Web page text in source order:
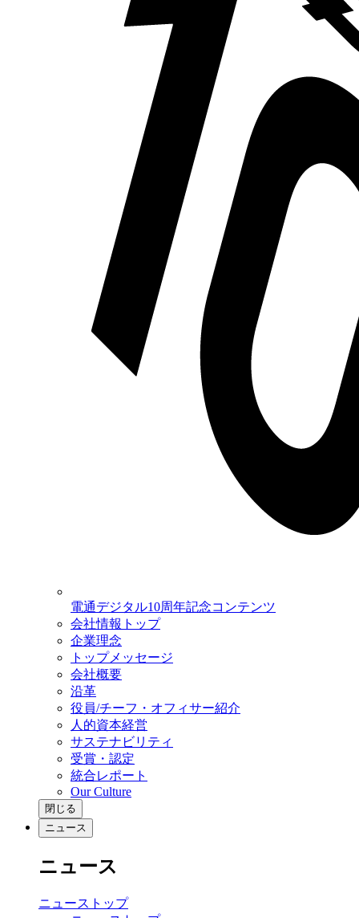
電通デジタル10周年記念コンテンツ
会社情報トップ
企業理念
トップメッセージ
会社概要
沿革
役員/チーフ・オフィサー紹介
人的資本経営
サステナビリティ
受賞・認定
統合レポート
Our Culture
閉じる
ニュース
ニュース
ニューストップ